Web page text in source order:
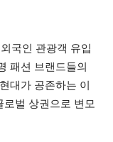
국인 관광객 유입
패션 브랜드들의
대가 공존하는 이
벌 상권으로 변모